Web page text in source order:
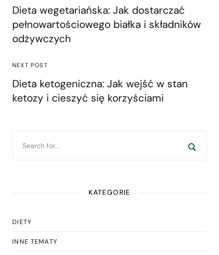
Dieta wegetariańska: Jak dostarczać
pełnowartościowego białka i składników
odżywczych
NEXT POST
Dieta ketogeniczna: Jak wejść w stan
ketozy i cieszyć się korzyściami
KATEGORIE
DIETY
INNE TEMATY